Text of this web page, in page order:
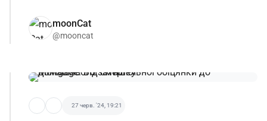
moonCat
@mooncat
27 черв. '24, 19:21